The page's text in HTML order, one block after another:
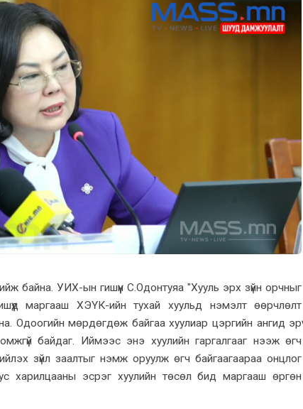
байна. УИХ-ын гишүүн С.Одонтуяа "Хууль эрх зүйн орчныг
маргааш ХЭҮК-ийн тухай хуульд нэмэлт өөрчлөлт
Одоогийн мөрдөгдөж байгаа хуулиар цэргийн ангид эрүү
байдаг. Иймээс энэ хуулийн гаргалгааг нээж өгч
зүйл заалтыг нэмж оруулж өгч байгаагаараа онцлог
харилцааны эсрэг хуулийн төсөл бид маргааш өргөн
УНАСАН 25 НАСТАЙ ЭМЭГТЭЙ АМИА ХОРЛОСОН
БАЙЖ БОЛЗОШГҮЙ